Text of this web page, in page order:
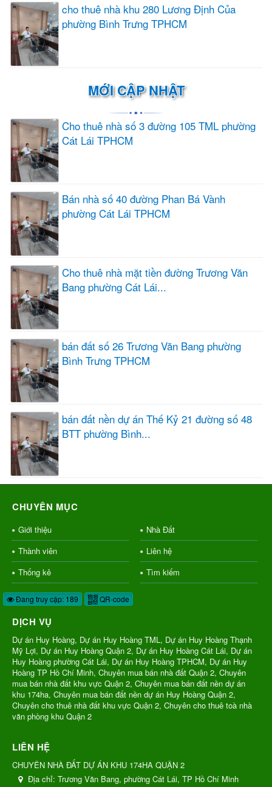
cho thuê nhà khu 280 Lương Định Của
phường Bình Trưng TPHCM
MỚI CẬP NHẬT
Cho thuê nhà số 3 đường 105 TML phường
Cát Lái TPHCM
Bán nhà số 40 đường Phan Bá Vành
phường Cát Lái TPHCM
Cho thuê nhà mặt tiền đường Trương Văn
Bang phường Cát Lái...
bán đất số 26 Trương Văn Bang phường
Bình Trưng TPHCM
bán đất nền dự án Thế Kỷ 21 đường số 48
BTT phường Bình...
CHUYÊN MỤC
Giới thiệu
Nhà Đất
Thành viên
Liên hệ
Thống kê
Tìm kiếm
Đang truy cập: 189 QR-code
DỊCH VỤ
Dự án Huy Hoàng, Dự án Huy Hoàng TML, Dự án Huy Hoàng Thạnh
Mỹ Lợi, Dự án Huy Hoàng Quận 2, Dự án Huy Hoàng Cát Lái, Dự án
Huy Hoàng phường Cát Lái, Dự án Huy Hoàng TPHCM, Dự án Huy
Hoàng TP Hồ Chí Minh, Chuyên mua bán nhà đất Quận 2, Chuyên
mua bán nhà đất khu vực Quận 2, Chuyên mua bán đất nền dự án
khu 174ha, Chuyên mua bán đất nền dự án Huy Hoàng Quận 2,
Chuyên cho thuê nhà đất khu vực Quận 2, Chuyên cho thuê toà nhà
văn phòng khu Quận 2
LIÊN HỆ
CHUYÊN NHÀ ĐẤT DỰ ÁN KHU 174HA QUẬN 2
Địa chỉ: Trương Văn Bang, phường Cát Lái, TP Hồ Chí Minh